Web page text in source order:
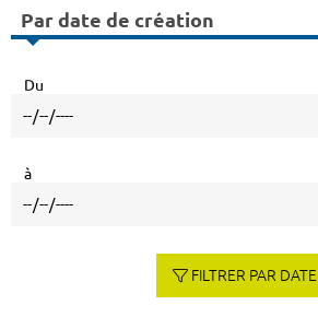
Par date de création
Du
à
FILTRER PAR DATE